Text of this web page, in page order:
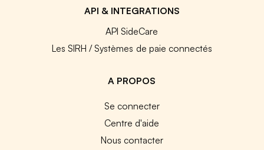
API & INTEGRATIONS
API SideCare
Les SIRH / Systèmes de paie connectés
A PROPOS
Se connecter
Centre d'aide
Nous contacter